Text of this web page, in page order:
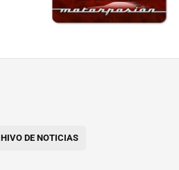
DE NOTICIAS